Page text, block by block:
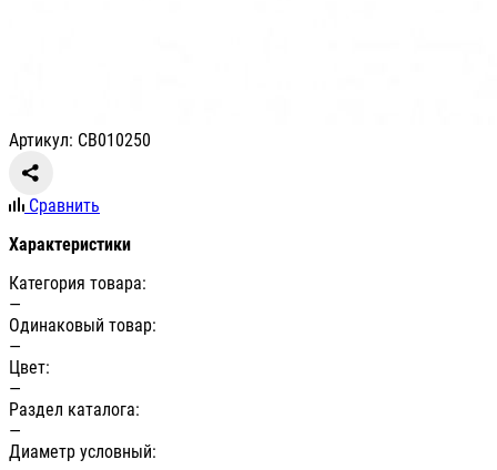
Артикул: СВ010250
Сравнить
Характеристики
Категория товара:
—
Одинаковый товар:
—
Цвет:
—
Раздел каталога:
—
Диаметр условный: